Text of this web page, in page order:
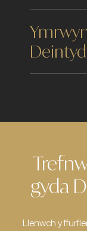
gyda
Llenwch y